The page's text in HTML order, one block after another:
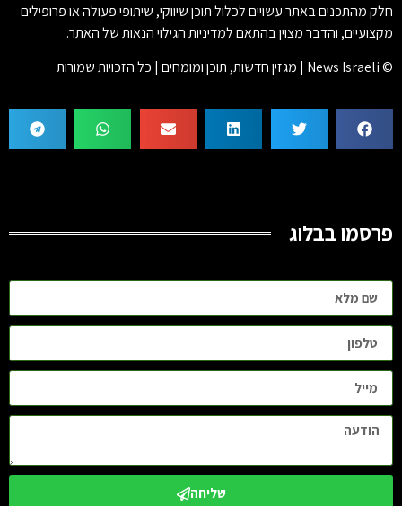
חלק מהתכנים באתר עשויים לכלול תוכן שיווקי, שיתופי פעולה או פרופילים
מקצועיים, והדבר מצוין בהתאם למדיניות הגילוי הנאות של האתר.
© News Israeli | מגזין חדשות, תוכן ומומחים | כל הזכויות שמורות
פרסמו בבלוג
שליחה